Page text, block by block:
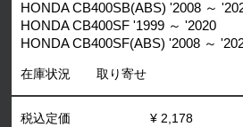
HONDA CB400SB(ABS) '2008 ～
HONDA CB400SF '1999 ～ '2020
HONDA CB400SF(ABS) '2008 ～
在庫状況 取り寄せ
税込定価
¥ 2,178